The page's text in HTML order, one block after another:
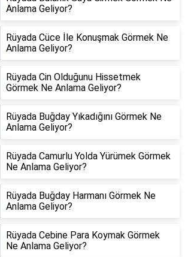
Anlama Geliyor?
Rüyada Cüce İle Konuşmak Görmek Ne
Anlama Geliyor?
Rüyada Cin Olduğunu Hissetmek
Görmek Ne Anlama Geliyor?
Rüyada Buğday Yıkadığını Görmek Ne
Anlama Geliyor?
Rüyada Camurlu Yolda Yürümek Görmek
Ne Anlama Geliyor?
Rüyada Buğday Harmanı Görmek Ne
Anlama Geliyor?
Rüyada Cebine Para Koymak Görmek
Ne Anlama Geliyor?